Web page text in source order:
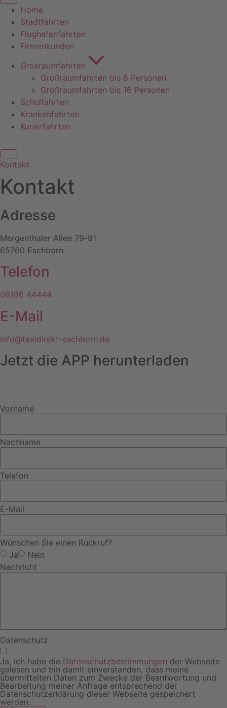
Home
Stadtfahrten
Flughafenfahrten
Firmenkunden
Grosraumfahrten
Großraumfahrten bis 8 Personen
Großraumfahrten bis 16 Personen
Schulfahrten
Krankenfahrten
Kurierfahrten
Kontakt
Kontakt
Adresse
Mergenthaler Allee 79-81
65760 Eschborn
Telefon
06196 44444
E-Mail
info@taxidirekt-eschborn.de
Jetzt die APP herunterladen
Vorname
Nachname
Telefon
E-Mail
Wünschen Sie einen Rückruf?
Ja
Nein
Nachricht
Datenschutz
Ja, ich habe die Datenschutzbestimmungen der Webseite
gelesen und bin damit einverstanden, dass meine
übermittelten Daten zum Zwecke der Beantwortung und
Bearbeitung meiner Anfrage entsprechend der
Datenschutzerklärung dieser Webseite gespeichert
werden.